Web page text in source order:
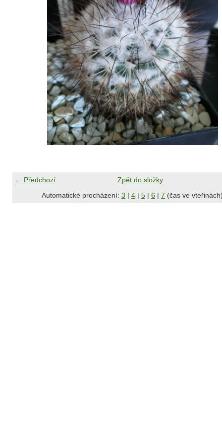
← Předchozí
Zpět do složky
Automatické procházení: 3 | 4 | 5 | 6 | 7 (čas ve